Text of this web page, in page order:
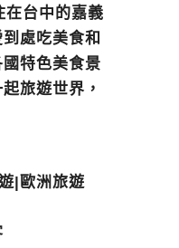
台中的嘉義
處吃美食和
特色美食景
旅遊世界，
|歐洲旅遊